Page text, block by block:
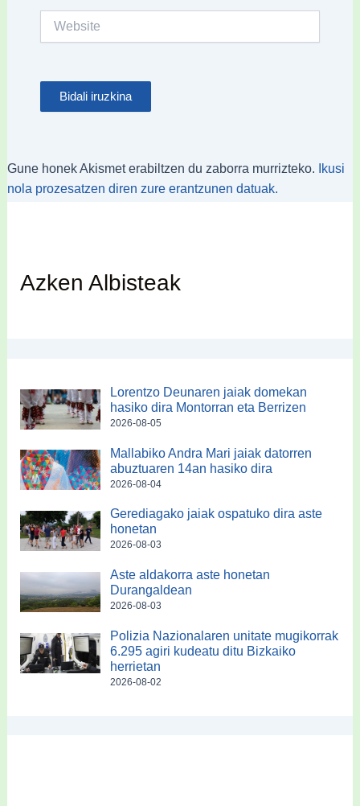
Gune honek Akismet erabiltzen du zaborra murrizteko.
Ikusi
nola prozesatzen diren zure erantzunen datuak.
Azken Albisteak
Lorentzo Deunaren jaiak domekan
hasiko dira Montorran eta Berrizen
2026-08-05
Mallabiko Andra Mari jaiak datorren
abuztuaren 14an hasiko dira
2026-08-04
Gerediagako jaiak ospatuko dira aste
honetan
2026-08-03
Aste aldakorra aste honetan
Durangaldean
2026-08-03
Polizia Nazionalaren unitate mugikorrak
6.295 agiri kudeatu ditu Bizkaiko
herrietan
2026-08-02